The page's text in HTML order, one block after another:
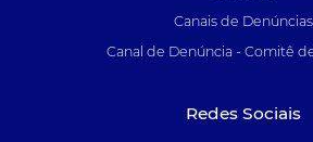
Canais de Denúncias
Canal de Denúncia - Comitê
Redes Sociais